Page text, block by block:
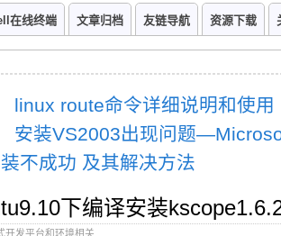
在线终端 文章归档 友链导航 资源下载
linux route命令详细说明和使用
安装VS2003出现问题
不成功 及其解决方法
下编译安装
开发平台和环境相关